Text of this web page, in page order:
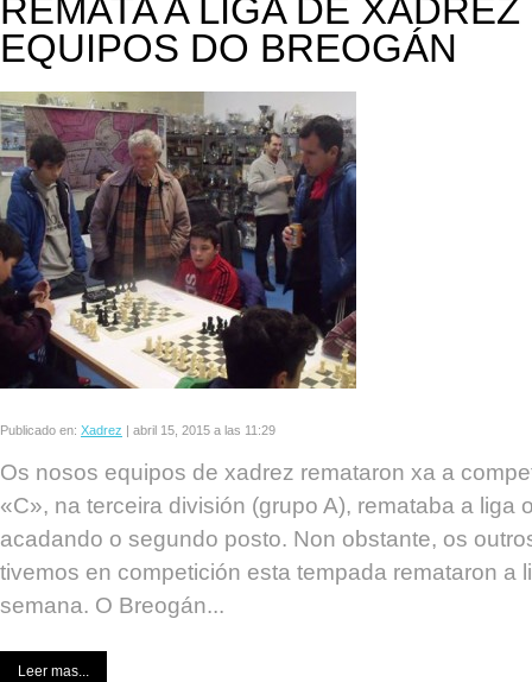
REMATA A LIGA DE
EQUIPOS DO BREOGÁN
Publicado en: Xadrez abril 15, 2015 a las 11:29
Os nosos equipos de xadrez remataron xa a
«C», na terceira división (grupo A), remataba a liga
acadando o segundo posto. Non obstante, os
tivemos en competición esta tempada remataron a
semana. O Breogán...
Leer mas...